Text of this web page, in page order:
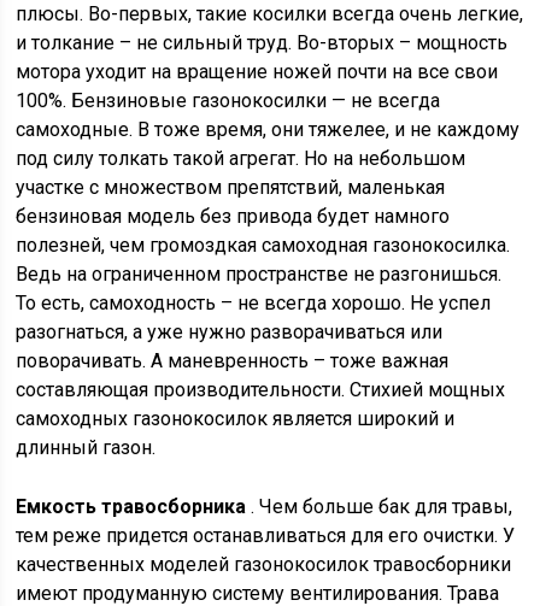
плюсы. Во-первых, такие косилки всегда очень легкие,
и толкание – не сильный труд. Во-вторых – мощность
мотора уходит на вращение ножей почти на все свои
100%. Бензиновые газонокосилки — не всегда
самоходные. В тоже время, они тяжелее, и не каждому
под силу толкать такой агрегат. Но на небольшом
участке с множеством препятствий, маленькая
бензиновая модель без привода будет намного
полезней, чем громоздкая самоходная газонокосилка.
Ведь на ограниченном пространстве не разгонишься.
То есть, самоходность – не всегда хорошо. Не успел
разогнаться, а уже нужно разворачиваться или
поворачивать. А маневренность – тоже важная
составляющая производительности. Стихией мощных
самоходных газонокосилок является широкий и
длинный газон.
Емкость травосборника . Чем больше бак для травы,
тем реже придется останавливаться для его очистки. У
качественных моделей газонокосилок травосборники
имеют продуманную систему вентилирования. Трава